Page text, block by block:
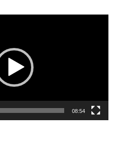
08:54